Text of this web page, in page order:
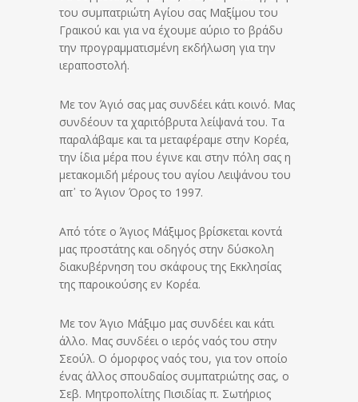
του συμπατριώτη Αγίου σας Μαξίμου του
Γραικού και για να έχουμε αύριο το βράδυ
την προγραμματισμένη εκδήλωση για την
ιεραποστολή.
Με τον Άγιό σας μας συνδέει κάτι κοινό. Μας
συνδέουν τα χαριτόβρυτα λείψανά του. Τα
παραλάβαμε και τα μεταφέραμε στην Κορέα,
την ίδια μέρα που έγινε και στην πόλη σας η
μετακομιδή μέρους του αγίου Λειψάνου του
απ᾽ το Άγιον Όρος το 1997.
Από τότε ο Άγιος Μάξιμος βρίσκεται κοντά
μας προστάτης και οδηγός στην δύσκολη
διακυβέρνηση του σκάφους της Εκκλησίας
της παροικούσης εν Κορέα.
Με τον Άγιο Μάξιμο μας συνδέει και κάτι
άλλο. Μας συνδέει ο ιερός ναός του στην
Σεούλ. Ο όμορφος ναός του, για τον οποίο
ένας άλλος σπουδαίος συμπατριώτης σας, ο
Σεβ. Μητροπολίτης Πισιδίας π. Σωτήριος